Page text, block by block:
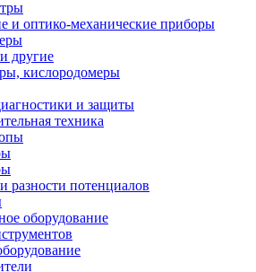
и оптико-механические приборы
другие
кислородомеры
и защиты
техника
разности потенциалов
оборудование